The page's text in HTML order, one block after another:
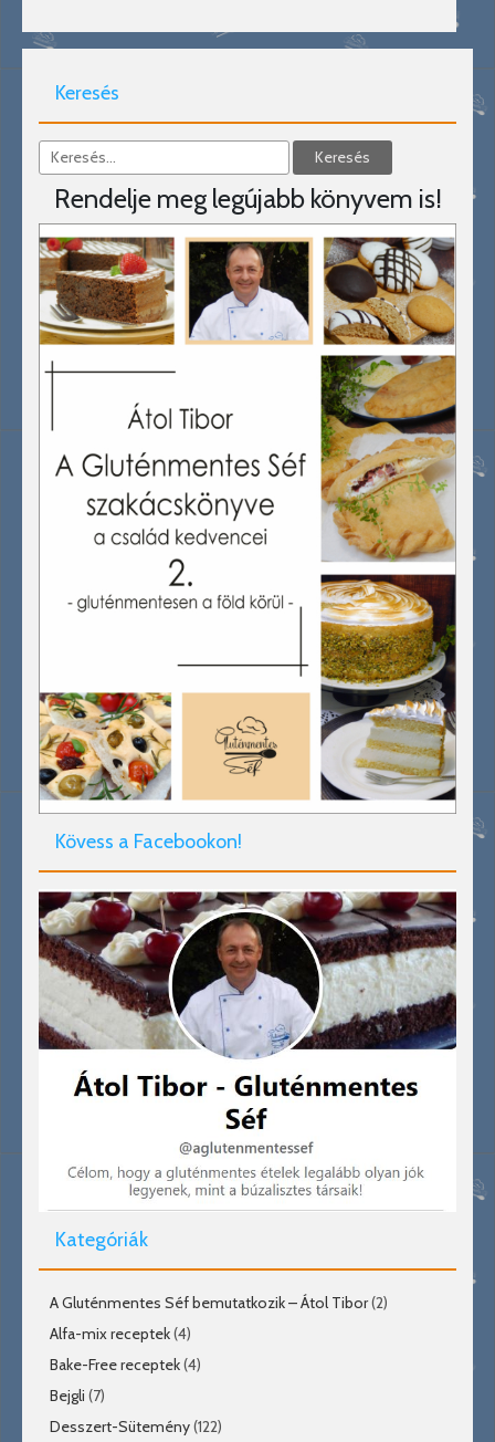
Keresés
Rendelje meg legújabb könyvem is!
Kövess a Facebookon!
Kategóriák
A Gluténmentes Séf bemutatkozik – Átol Tibor(2)
Alfa-mix receptek(4)
Bake-Free receptek(4)
Bejgli (7)
Desszert-Sütemény(122)